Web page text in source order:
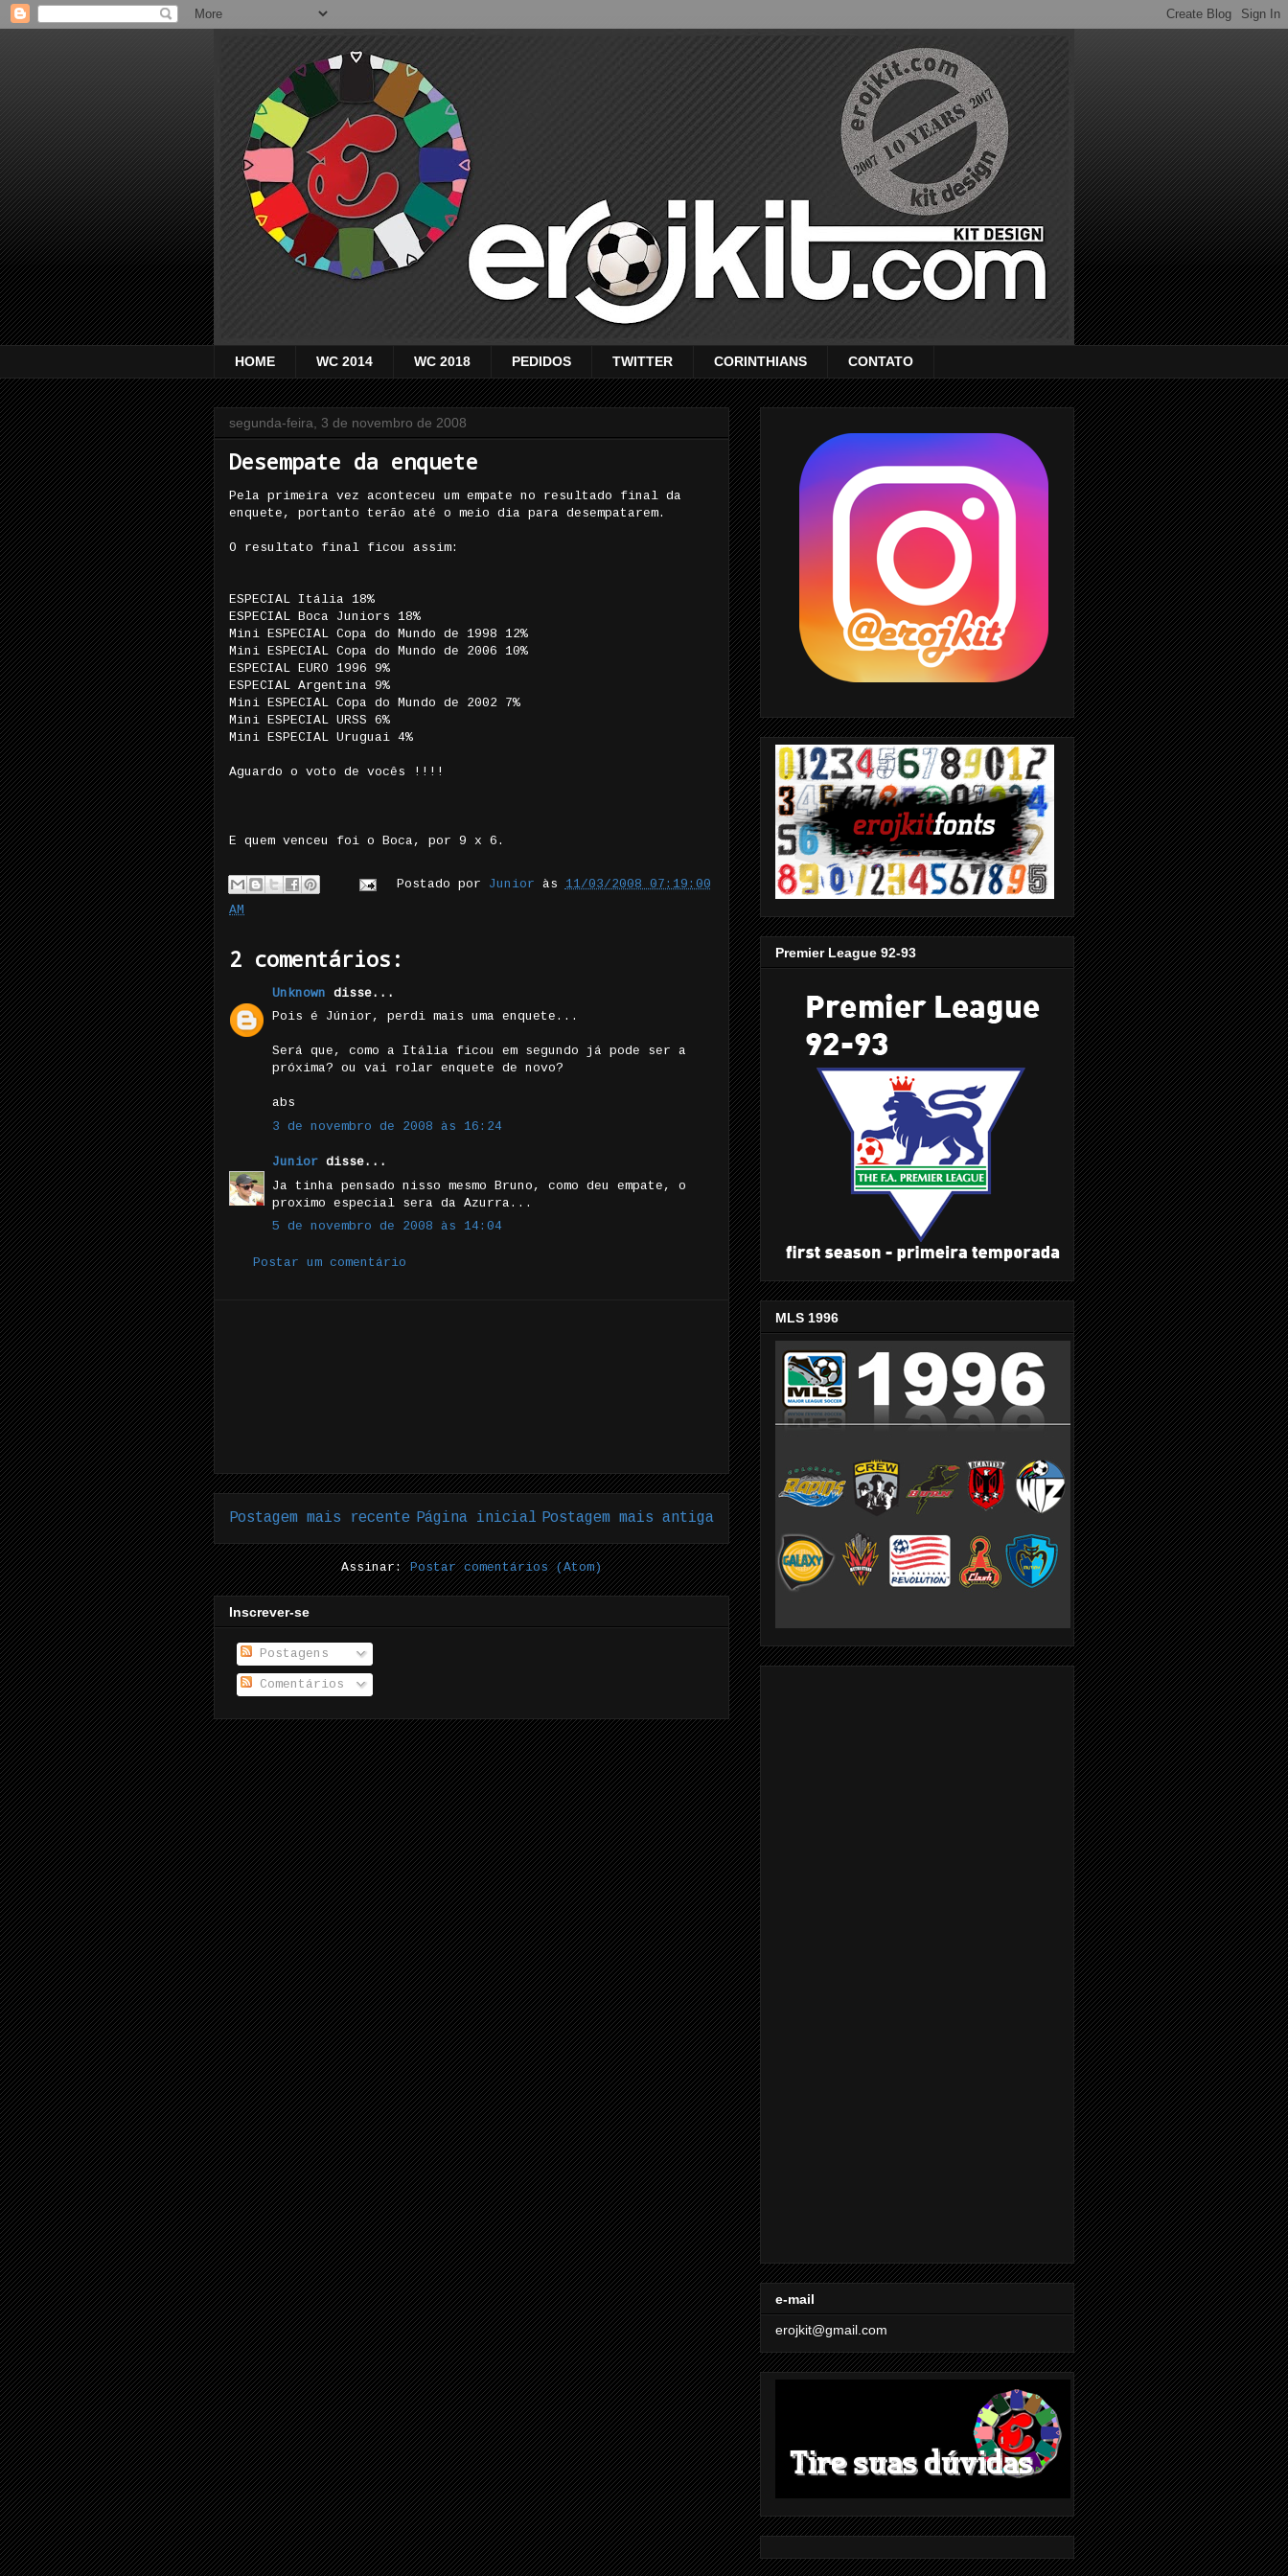
HOME WC 2014 WC 2018 PEDIDOS TWITTER CORINTHIANS CONTATO
segunda-feira, 3 de novembro de 2008
Desempate da enquete
Pela primeira vez aconteceu um empate no resultado final da
enquete, portanto terão até o meio dia para desempatarem.
O resultato final ficou assim:
ESPECIAL Itália 18%
ESPECIAL Boca Juniors 18%
Mini ESPECIAL Copa do Mundo de 1998 12%
Mini ESPECIAL Copa do Mundo de 2006 10%
ESPECIAL EURO 1996 9%
ESPECIAL Argentina 9%
Mini ESPECIAL Copa do Mundo de 2002 7%
Mini ESPECIAL URSS 6%
Mini ESPECIAL Uruguai 4%
Aguardo o voto de vocês !!!!
E quem venceu foi o Boca, por 9 x 6.
Postado por Junior às 11/03/2008 07:19:00
AM
2 comentários:
Unknown disse...
Pois é Júnior, perdi mais uma enquete...
Será que, como a Itália ficou em segundo já pode ser a
próxima? ou vai rolar enquete de novo?
abs
3 de novembro de 2008 às 16:24
Junior disse...
Ja tinha pensado nisso mesmo Bruno, como deu empate, o
proximo especial sera da Azurra...
5 de novembro de 2008 às 14:04
Postar um comentário
Postagem mais recente Postagem mais antiga
Página inicial
Assinar:Postar comentários (Atom)
Inscrever-se
Postagens
Comentários
Premier League 92-93
MLS 1996
e-mail
erojkit@gmail.com